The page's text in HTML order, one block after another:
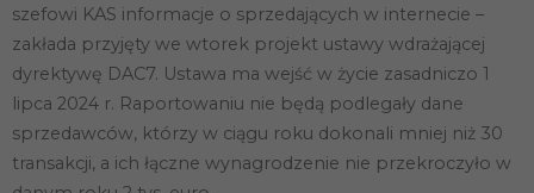
szefowi KAS informacje o sprzedających w internecie –
zakłada przyjęty we wtorek projekt ustawy wdrażającej
dyrektywę DAC7. Ustawa ma wejść w życie zasadniczo 1
lipca 2024 r. Raportowaniu nie będą podlegały dane
sprzedawców, którzy w ciągu roku dokonali mniej niż 30
transakcji, a ich łączne wynagrodzenie nie przekroczyło w